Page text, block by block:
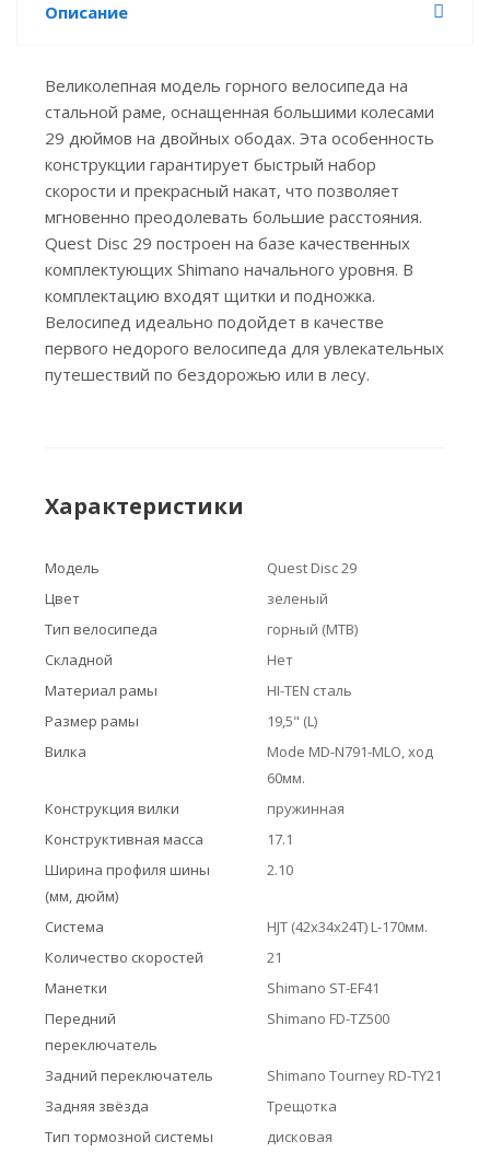
Описание
Великолепная модель горного велосипеда на
стальной раме, оснащенная большими колесами
29 дюймов на двойных ободах. Эта особенность
конструкции гарантирует быстрый набор
скорости и прекрасный накат, что позволяет
мгновенно преодолевать большие расстояния.
Quest Disc 29 построен на базе качественных
комплектующих Shimano начального уровня. В
комплектацию входят щитки и подножка.
Велосипед идеально подойдет в качестве
первого недорого велосипеда для увлекательных
путешествий по бездорожью или в лесу.
Характеристики
Модель
Quest Disc 29
Цвет
зеленый
Тип велосипеда
горный (MTB)
Складной
Нет
Материал рамы
HI-TEN сталь
Размер рамы
19,5" (L)
Вилка
Mode MD-N791-MLO, ход
60мм.
Конструкция вилки
пружинная
Конструктивная масса
17.1
Ширина профиля шины
(мм, дюйм)
2.10
Система
HJT (42x34x24T) L-170мм.
Количество скоростей
21
Манетки
Shimano ST-EF41
Передний
переключатель
Shimano FD-TZ500
Задний переключатель
Shimano Tourney RD-TY21
Задняя звёзда
Трещотка
Тип тормозной системы
дисковая